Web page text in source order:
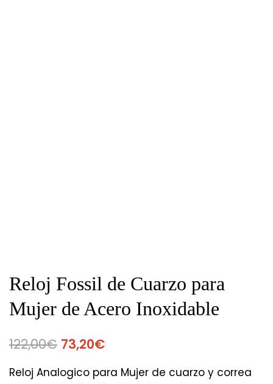
Reloj Fossil de Cuarzo para
Mujer de Acero Inoxidable
122,00€ 73,20€
Reloj Analogico para Mujer de cuarzo y correa